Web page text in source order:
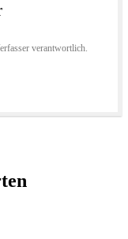
verantwortlich.